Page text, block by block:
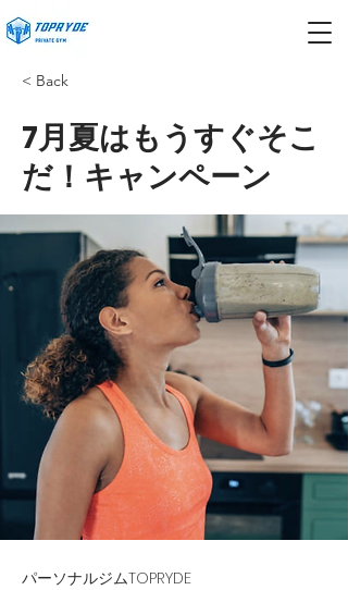
< Back
7月夏はもうすぐそこ
だ！キャンペーン
パーソナルジムTOPRYDE